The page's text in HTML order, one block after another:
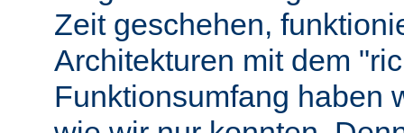
Zeit geschehen,
Architekturen mit dem
Funktionsumfang haben